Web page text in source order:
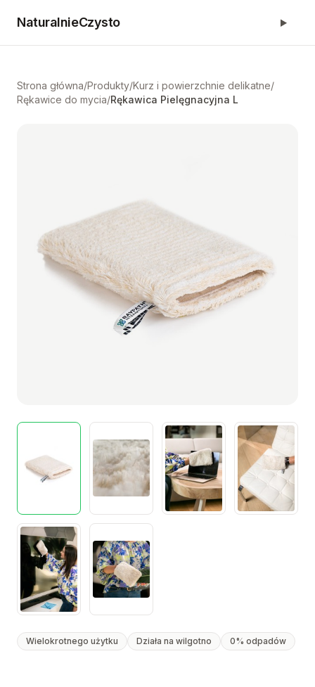
NaturalnieCzysto
Strona główna/Produkty/Kurz i powierzchnie delikatne/
Rękawice do mycia/Rękawica Pielęgnacyjna L
Wielokrotnego użytku Działa na wilgotno 0% odpadów